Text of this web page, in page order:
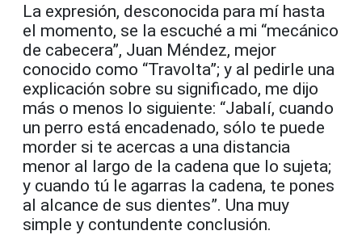
La expresión, desconocida para mí hasta
el momento, se la escuché a mi “mecánico
de cabecera”, Juan Méndez, mejor
conocido como “Travolta”; y al pedirle una
explicación sobre su significado, me dijo
más o menos lo siguiente: “Jabalí, cuando
un perro está encadenado, sólo te puede
morder si te acercas a una distancia
menor al largo de la cadena que lo sujeta;
y cuando tú le agarras la cadena, te pones
al alcance de sus dientes”. Una muy
simple y contundente conclusión.